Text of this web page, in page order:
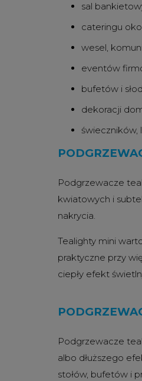
sal
cateringu
wesel,
eventów
bufetów i
dekoracji
świeczników,
Podgrzewacze
kwiatowych i
nakrycia.
Tealighty mini
praktyczne przy
ciepły efekt
Podgrzewacze
albo dłuższego
stołów, bufetów i